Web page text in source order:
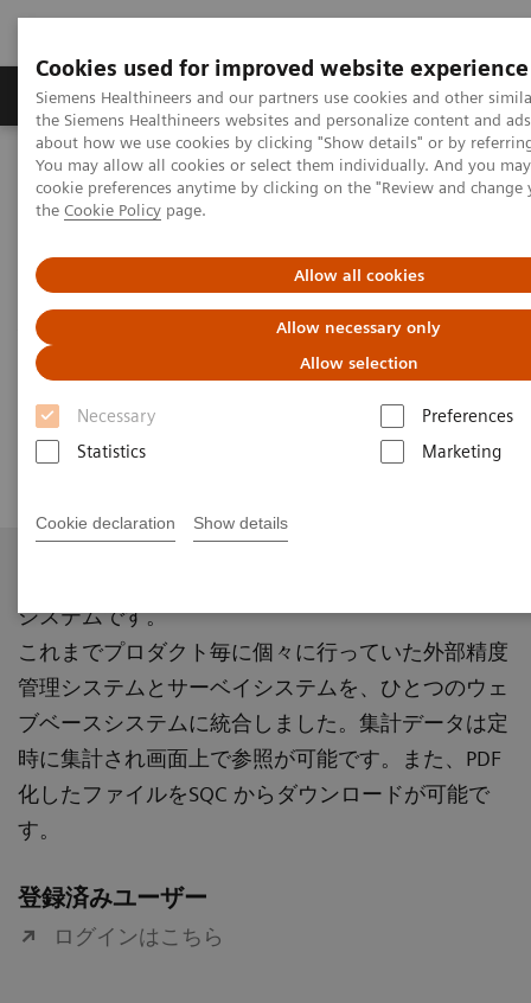
Cookies used for improved website experience
Siemens Healthineers and our partners use cookies and other
the Siemens Healthineers websites and personalize content and
about how we use cookies by clicking "Show details" or by
You may allow all cookies or select them individually. And you
cookie preferences anytime by clicking on the "Review and
the Cookie Policy page.
Allow all cookies
Allow necessary only
Allow selection
Necessary
Preferences
Statistics
Marketing
Cookie declaration Show details
製品＆サービス サポート情報 Insights
ホーム サポート情報 Quality Control Management for Assays
SQC
外部精度管理とサーベイを統合したウェブシ
ステム
Siemens QC はSQC に名称変更しました。
システムです。
これまでプロダクト毎に個々に行っていた外部精度
管理システムとサーベイシステムを、ひとつのウェ
ブベースシステムに統合しました。集計データは定
時に集計され画面上で参照が可能です。また、PDF
化したファイルをSQC からダウンロードが可能で
す。
登録済みユーザー
ログインはこちら